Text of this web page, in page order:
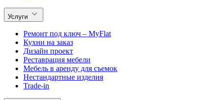
Услуги
Ремонт под ключ – MyFlat
Кухни на заказ
Дизайн проект
Реставрация мебели
Мебель в аренду для съемок
Нестандартные изделия
Trade-in